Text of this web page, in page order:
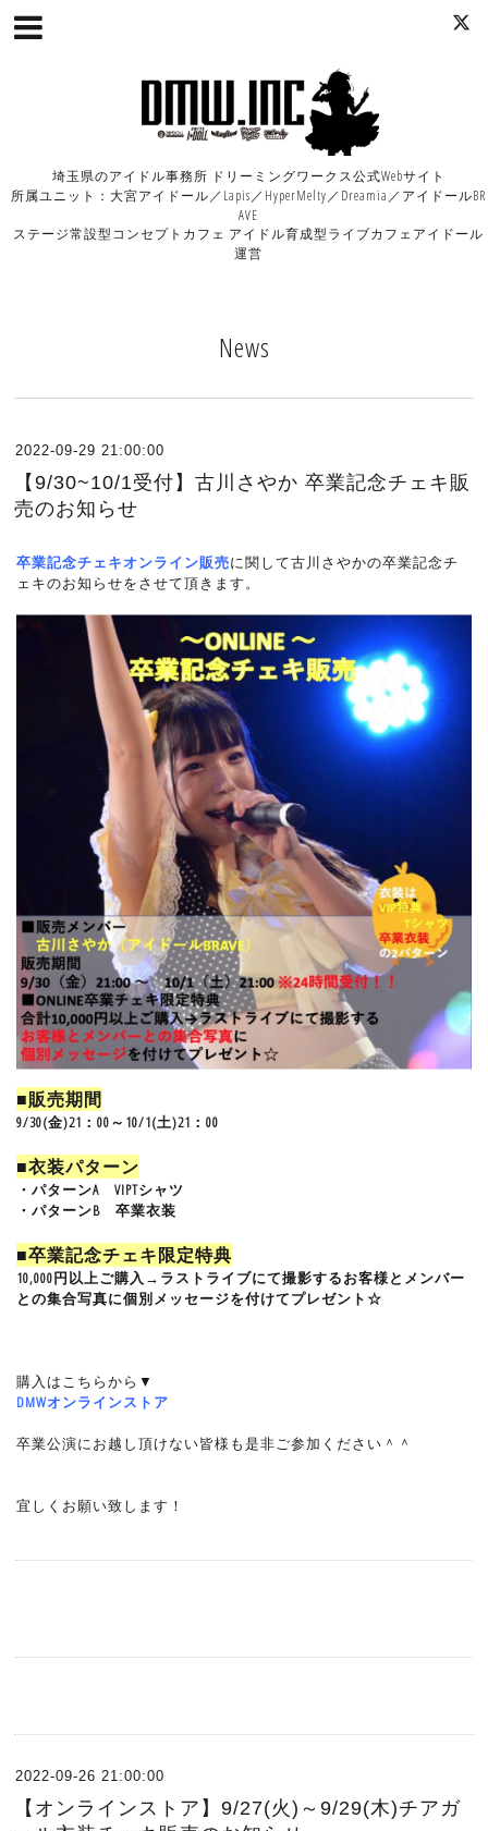
埼玉県のアイドル事務所 ドリーミングワークス公式Webサイト
所属ユニット：大宮アイドール／Lapis／HyperMelty／Dreamia／アイドールBR
AVE
ステージ常設型コンセプトカフェ アイドル育成型ライブカフェアイドール
運営
News
2022-09-29 21:00:00
【9/30~10/1受付】古川さやか 卒業記念チェキ販
売のお知らせ
卒業記念チェキオンライン販売に関して古川さやかの卒業記念チ
ェキのお知らせをさせて頂きます。
■販売期間
9/30(金)21：00～10/1(土)21：00
■衣装パターン
・パターンA VIPTシャツ
・パターンB 卒業衣装
■卒業記念チェキ限定特典
10,000円以上ご購入→ラストライブにて撮影するお客様とメンバー
との集合写真に個別メッセージを付けてプレゼント☆
購入はこちらから▼
DMWオンラインストア
卒業公演にお越し頂けない皆様も是非ご参加ください＾＾
宜しくお願い致します！
2022-09-26 21:00:00
【オンラインストア】9/27(火)～9/29(木)チアガ